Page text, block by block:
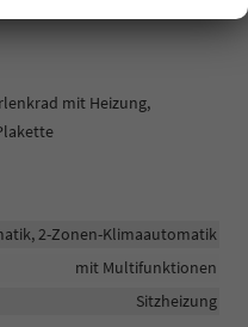
mit Heizung,
2-Zonen-Klimaautomatik
mit Multifunktionen
Sitzheizung